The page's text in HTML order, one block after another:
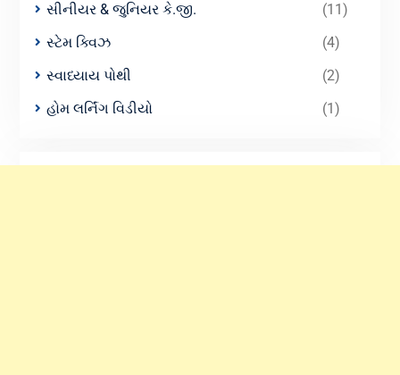
સીનીયર & જુનિયર કે.જી.
(11)
સ્ટેમ ક્વિઝ
(4)
સ્વાધ્યાય પોથી
(2)
હોમ લર્નિંગ વિડીયો
(1)